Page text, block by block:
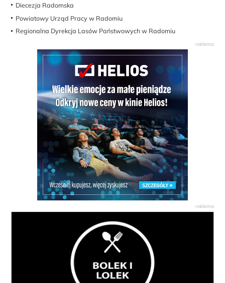
Diecezja Radomska
Powiatowy Urząd Pracy w Radomiu
Regionalna Dyrekcja Lasów Państwowych w Radomiu